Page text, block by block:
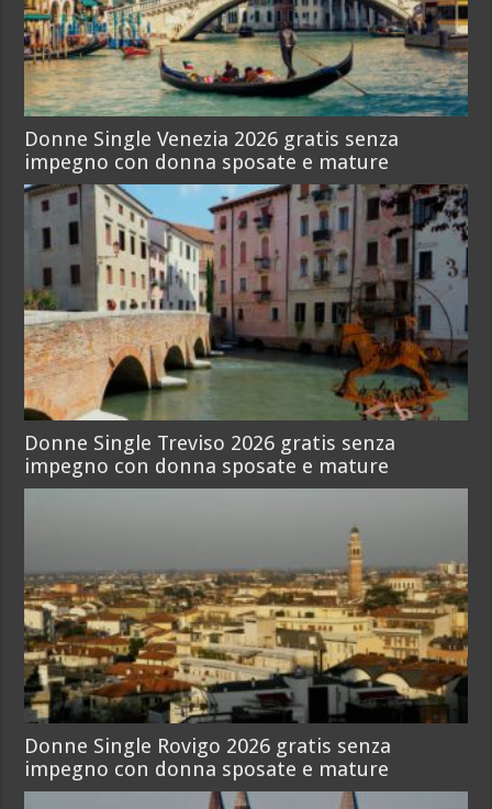
Donne Single Venezia 2026 gratis senza
impegno con donna sposate e mature
Donne Single Treviso 2026 gratis senza
impegno con donna sposate e mature
Donne Single Rovigo 2026 gratis senza
impegno con donna sposate e mature